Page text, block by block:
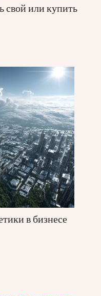
свой или купить
в бизнесе